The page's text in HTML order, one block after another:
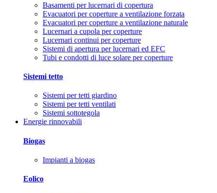
Basamenti per lucernari di copertura
Evacuatori per coperture a ventilazione forzata
Evacuatori per coperture a ventilazione naturale
Lucernari a cupola per coperture
Lucernari continui per coperture
Sistemi di apertura per lucernari ed EFC
Tubi e condotti di luce solare per coperture
Sistemi tetto
Sistemi per tetti giardino
Sistemi per tetti ventilati
Sistemi sottotegola
Energie rinnovabili
Biogas
Impianti a biogas
Eolico